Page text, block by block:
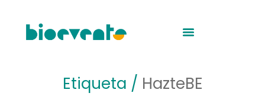
Etiqueta / HazteBE